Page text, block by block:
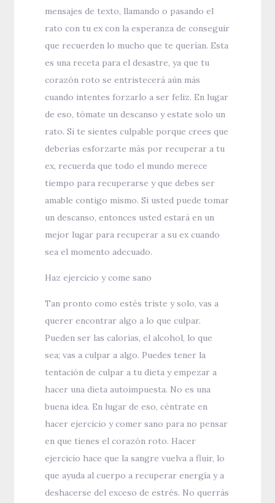
mensajes de texto, llamando o pasando el
rato con tu ex con la esperanza de conseguir
que recuerden lo mucho que te querían. Esta
es una receta para el desastre, ya que tu
corazón roto se entristecerá aún más
cuando intentes forzarlo a ser feliz. En lugar
de eso, tómate un descanso y estate solo un
rato. Si te sientes culpable porque crees que
deberías esforzarte más por recuperar a tu
ex, recuerda que todo el mundo merece
tiempo para recuperarse y que debes ser
amable contigo mismo. Si usted puede tomar
un descanso, entonces usted estará en un
mejor lugar para recuperar a su ex cuando
sea el momento adecuado.
Haz ejercicio y come sano
Tan pronto como estés triste y solo, vas a
querer encontrar algo a lo que culpar.
Pueden ser las calorías, el alcohol, lo que
sea; vas a culpar a algo. Puedes tener la
tentación de culpar a tu dieta y empezar a
hacer una dieta autoimpuesta. No es una
buena idea. En lugar de eso, céntrate en
hacer ejercicio y comer sano para no pensar
en que tienes el corazón roto. Hacer
ejercicio hace que la sangre vuelva a fluir, lo
que ayuda al cuerpo a recuperar energía y a
deshacerse del exceso de estrés. No querrás